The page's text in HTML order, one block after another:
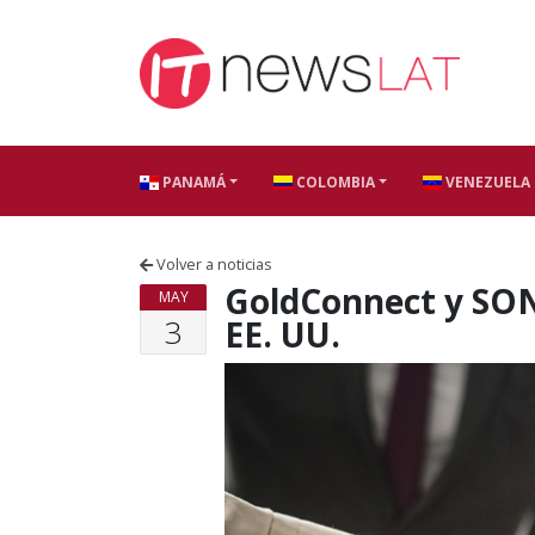
PANAMÁ COLOMBIA VENEZUELA
Volver a noticias
MAY
3
GoldConnect y
EE. UU.